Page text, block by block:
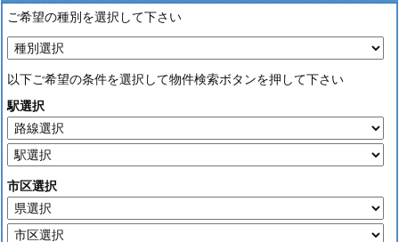
ご希望の種別を選択して下さい
以下ご希望の条件を選択して物件検索ボタンを押して下さい
駅選択
市区選択